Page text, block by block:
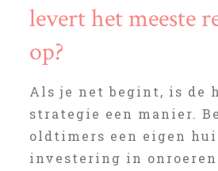
levert het meeste
op?
Als je net begint, is de
strategie een manier.
oldtimers een eigen
investering in